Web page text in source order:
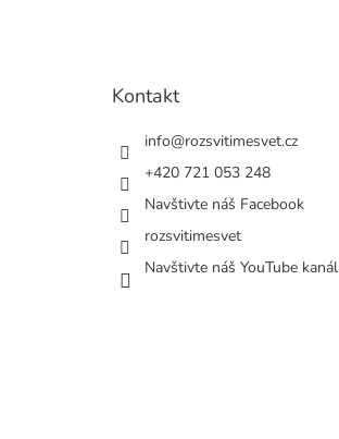
Kontakt
info@rozsvitimesvet.cz
+420 721 053 248
Navštivte náš Facebook
rozsvitimesvet
Navštivte náš YouTube kanál